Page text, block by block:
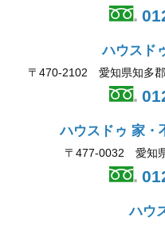
ハウスド
〒470-2102 愛知県知多
ハウスドゥ 家・
〒477-0032 愛知
ハウ